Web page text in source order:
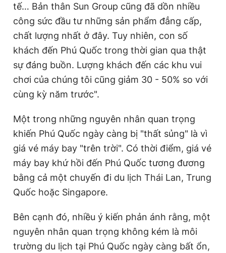
tế… Bản thân Sun Group cũng đã dồn nhiều
công sức đầu tư những sản phẩm đẳng cấp,
chất lượng nhất ở đây. Tuy nhiên, con số
khách đến Phú Quốc trong thời gian qua thật
sự đáng buồn. Lượng khách đến các khu vui
chơi của chúng tôi cũng giảm 30 - 50% so với
cùng kỳ năm trước".
Một trong những nguyên nhân quan trọng
khiến Phú Quốc ngày càng bị "thất sủng" là vì
giá vé máy bay "trên trời". Có thời điểm, giá vé
máy bay khứ hồi đến Phú Quốc tương đương
bằng cả một chuyến đi du lịch Thái Lan, Trung
Quốc hoặc Singapore.
Bên cạnh đó, nhiều ý kiến phản ánh rằng, một
nguyên nhân quan trọng không kém là môi
trường du lịch tại Phú Quốc ngày càng bất ổn,